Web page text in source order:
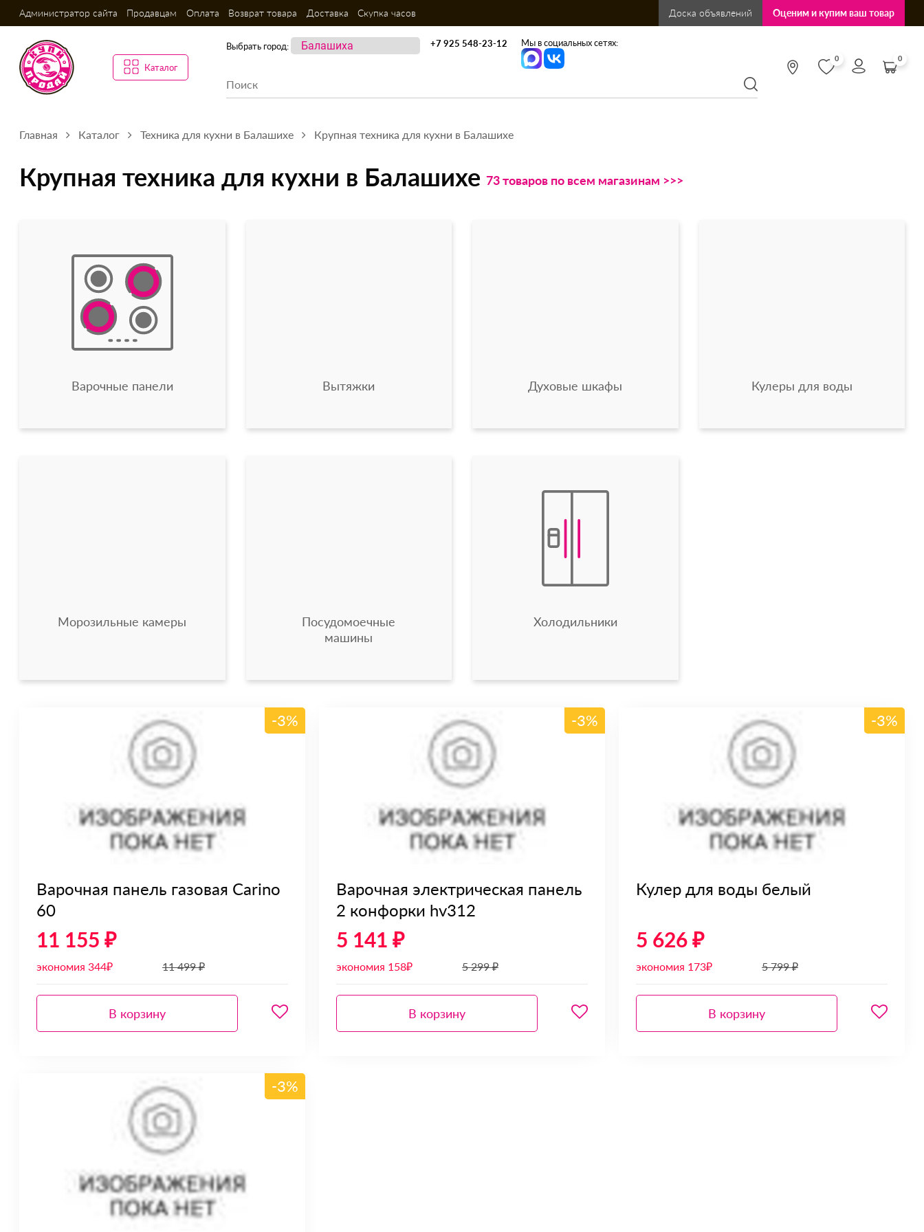
Администратор сайта Продавцам Оплата Возврат товара Доставка Скупка часов Доска объявлений Оценим и купим ваш товар
Каталог
Выбрать город: +7 925 548-23-12 Мы в социальных сетях:
0 0
Главная Каталог Техника для кухни в Балашихе Крупная техника для кухни в Балашихе
Крупная техника для кухни в Балашихе 73 товаров по всем магазинам >>>
Варочные панели Вытяжки Духовые шкафы Кулеры для воды
Морозильные камеры
Посудомоечные
машины
Холодильники
-3%
Варочная панель газовая Carino
60
11 155 ₽
экономия 344₽ 11 499 ₽
В корзину
-3%
Варочная электрическая панель
2 конфорки hv312
5 141 ₽
экономия 158₽ 5 299 ₽
В корзину
-3%
Кулер для воды белый
5 626 ₽
экономия 173₽ 5 799 ₽
В корзину
-3%